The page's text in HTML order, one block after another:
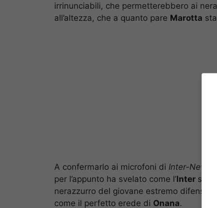
irrinunciabili, che permetterebbero ai
all’altezza, che a quanto pare Marotta
A confermarlo ai microfoni di Inter-News
per l’appunto ha svelato come l’Inter stia
nerazzurro del giovane estremo
come il perfetto erede di Onana.